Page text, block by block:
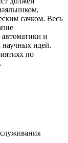
сачком. Весь
и
научных идей.
по